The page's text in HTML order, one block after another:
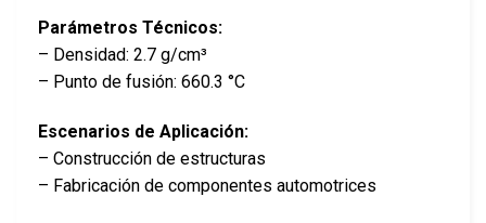
Parámetros Técnicos:
– Densidad: 2.7 g/cm³
– Punto de fusión: 660.3 °C
Escenarios de Aplicación:
– Construcción de estructuras
– Fabricación de componentes automotrices